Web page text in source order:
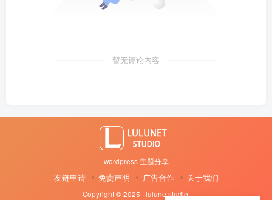
暂无评论内容
wordpress 主题分享
友链申请 免责声明 广告合作 关于我们
Copyright © 2025 · lulune studio·